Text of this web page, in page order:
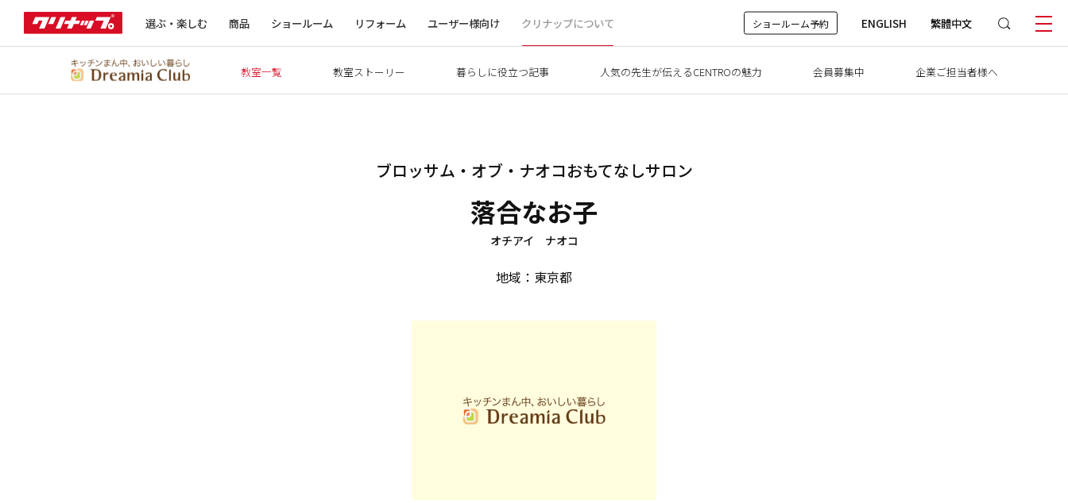
選ぶ・楽しむ 商品 ショールーム リフォーム ユーザー様向け クリナップについて ショールーム予約 ENGLISH 繁體中文
教室一覧 教室ストーリー 暮らしに役立つ記事 人気の先生が伝えるCENTROの魅力 会員募集中 企業ご担当者様へ
ブロッサム・オブ・ナオコおもてなしサロン
落合なお子
オチアイ ナオコ
地域：東京都